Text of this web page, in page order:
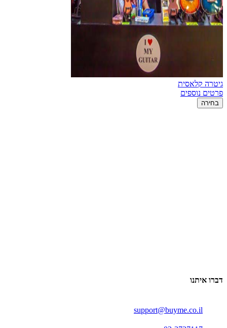
גיטרה קלאסית
פרטים נוספים
בחירה
דברו איתנו
support@buyme.co.il